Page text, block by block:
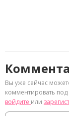
Вы уже сейчас
комментировать
войдите или